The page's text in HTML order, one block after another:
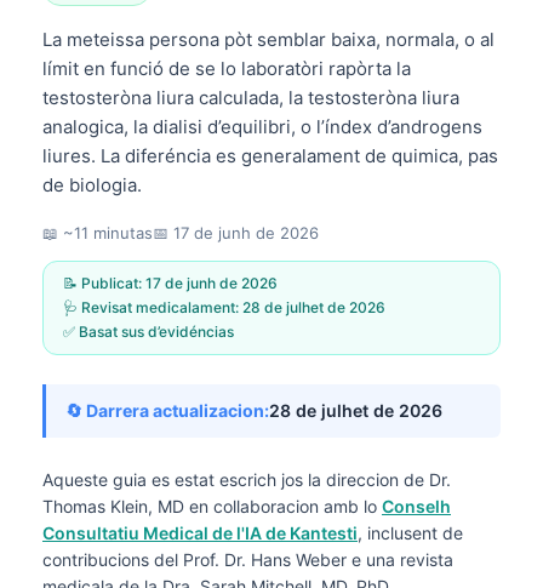
La meteissa persona pòt semblar baixa, normala, o al
límit en funció de se lo laboratòri rapòrta la
testosteròna liura calculada, la testosteròna liura
analogica, la dialisi d’equilibri, o l’índex d’androgens
liures. La diferéncia es generalament de quimica, pas
de biologia.
📖 ~11 minutas📅 17 de junh de 2026
📝 Publicat: 17 de junh de 2026
🩺 Revisat medicalament: 28 de julhet de 2026
✅ Basat sus d’evidéncias
🔄 Darrera actualizacion:28 de julhet de 2026
Aqueste guia es estat escrich jos la direccion de Dr.
Thomas Klein, MD en collaboracion amb lo Conselh
Consultatiu Medical de l'IA de Kantesti, inclusent de
contribucions del Prof. Dr. Hans Weber e una revista